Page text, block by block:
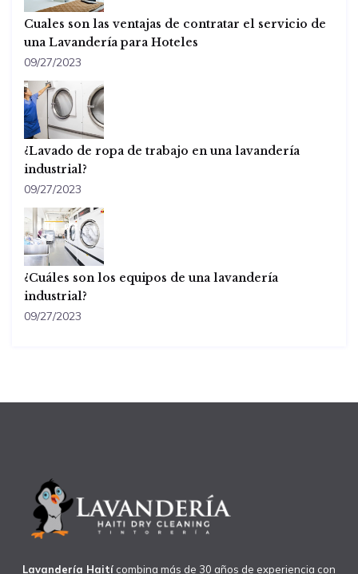
Cuales son las ventajas de contratar el servicio de
una Lavandería para Hoteles
09/27/2023
¿Lavado de ropa de trabajo en una lavandería
industrial?
09/27/2023
¿Cuáles son los equipos de una lavandería
industrial?
09/27/2023
Lavandería Haití combina más de 30 años de experiencia con